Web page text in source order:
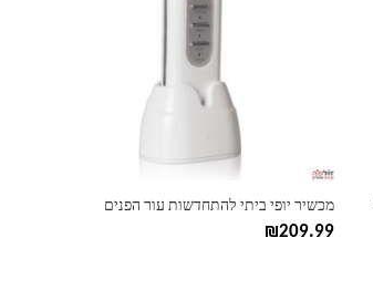
מכשיר יופי ביתי להתחדשות עור הפנים
₪209.99